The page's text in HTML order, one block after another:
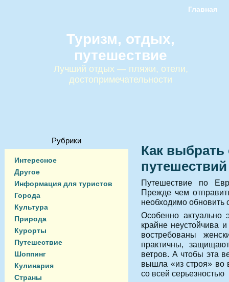
Главная
Туризм, отдых,
путешествие
Лучший отдых — пляжи, отели,
достопримечательности
Рубрики
Интересное
Другое
Информация для туристов
Города
Культура
Природа
Курорты
Путешествие
Шоппинг
Кулинария
Страны
Как
Путешествие по
Прежде чем
необходимо обновить
Особенно актуально
крайне неустойчива
востребованы
практичны,
ветров. А чтобы эта
вышла «из строя» во
со всей серьезностью